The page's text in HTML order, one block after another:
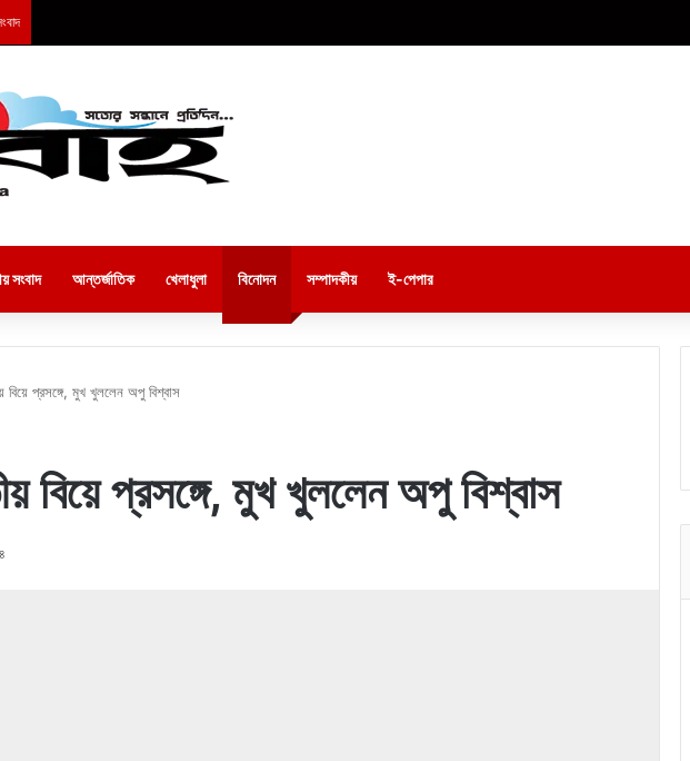
সংবাদ আন্তর্জাতিক খেলাধুলা বিনোদন সম্পাদকীয় ই-পেপার
বিয়ে প্রসঙ্গে, মুখ খুললেন অপু বিশ্বাস
বিয়ে প্রসঙ্গে, মুখ খুললেন অপু বিশ্বাস